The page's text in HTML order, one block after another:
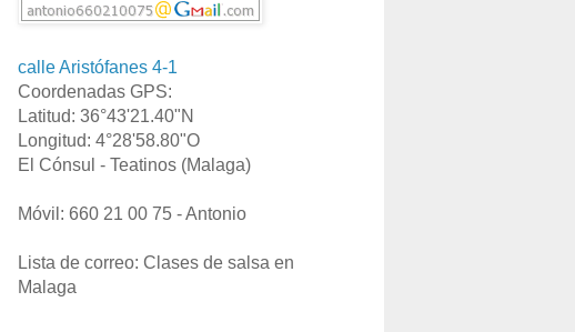
calle Aristófanes 4-1
Coordenadas GPS:
Latitud: 36°43'21.40"N
Longitud: 4°28'58.80"O
El Cónsul - Teatinos (Malaga)
Móvil: 660 21 00 75 - Antonio
Lista de correo: Clases de salsa en
Malaga